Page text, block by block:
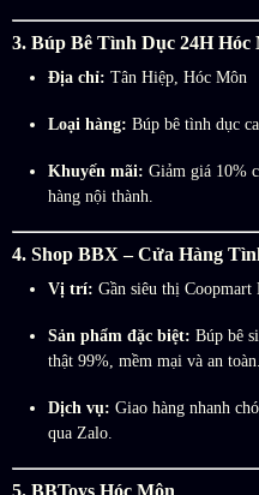
3. Búp Bê Tình Dục 24H Hóc
Địa chỉ: Tân Hiệp, Hóc Môn
Loại hàng: Búp bê tình dục
Khuyến mãi: Giảm giá 10%
hàng nội thành.
4. Shop BBX – Cửa Hàng
Vị trí: Gần siêu thị Coopmart
Sản phẩm đặc biệt: Búp bê
thật 99%, mềm mại và an toàn.
Dịch vụ: Giao hàng nhanh
qua Zalo.